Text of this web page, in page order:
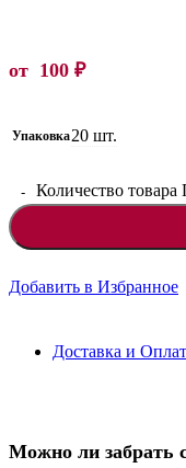
от 100 ₽
Упаковка20 шт.
Количество
Добавить в Избранное
Доставка и
Можно ли забрать